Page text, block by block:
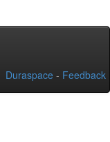
Duraspace - Feedback